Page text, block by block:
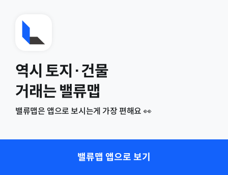
역시 토지·건물
거래는 밸류맵
밸류맵은 앱으로 보시는게 가장 편해요 👀
밸류맵 앱으로 보기